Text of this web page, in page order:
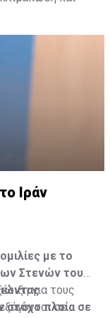
Ιράν
με το
Στενών του
στόχο πλοία σε
για τους
σε